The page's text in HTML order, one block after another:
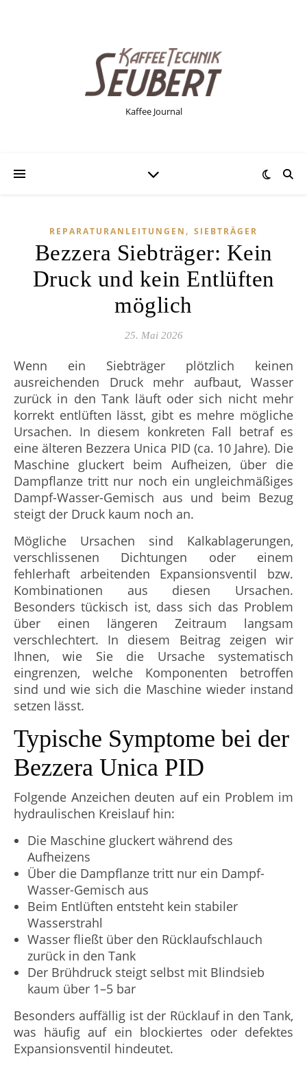
Kaffee Journal
REPARATURANLEITUNGEN , SIEBTRÄGER
Bezzera Siebträger: Kein
Druck und kein Entlüften
möglich
25. Mai 2026
Wenn ein Siebträger plötzlich keinen
ausreichenden Druck mehr aufbaut, Wasser
zurück in den Tank läuft oder sich nicht mehr
korrekt entlüften lässt, gibt es mehre mögliche
Ursachen. In diesem konkreten Fall betraf es
eine älteren Bezzera Unica PID (ca. 10 Jahre). Die
Maschine gluckert beim Aufheizen, über die
Dampflanze tritt nur noch ein ungleichmäßiges
Dampf-Wasser-Gemisch aus und beim Bezug
steigt der Druck kaum noch an.
Mögliche Ursachen sind Kalkablagerungen,
verschlissenen Dichtungen oder einem
fehlerhaft arbeitenden Expansionsventil bzw.
Kombinationen aus diesen Ursachen.
Besonders tückisch ist, dass sich das Problem
über einen längeren Zeitraum langsam
verschlechtert. In diesem Beitrag zeigen wir
Ihnen, wie Sie die Ursache systematisch
eingrenzen, welche Komponenten betroffen
sind und wie sich die Maschine wieder instand
setzen lässt.
Typische Symptome bei der
Bezzera Unica PID
Folgende Anzeichen deuten auf ein Problem im
hydraulischen Kreislauf hin:
Die Maschine gluckert während des
Aufheizens
Über die Dampflanze tritt nur ein Dampf-
Wasser-Gemisch aus
Beim Entlüften entsteht kein stabiler
Wasserstrahl
Wasser fließt über den Rücklaufschlauch
zurück in den Tank
Der Brühdruck steigt selbst mit Blindsieb
kaum über 1–5 bar
Besonders auffällig ist der Rücklauf in den Tank,
was häufig auf ein blockiertes oder defektes
Expansionsventil hindeutet.